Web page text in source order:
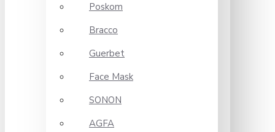
Poskom
Bracco
Guerbet
Face Mask
SONON
AGFA